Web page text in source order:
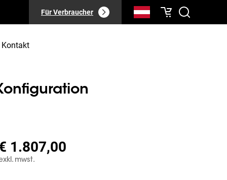
Für Verbraucher
Kontakt
1.807,00
mwst.